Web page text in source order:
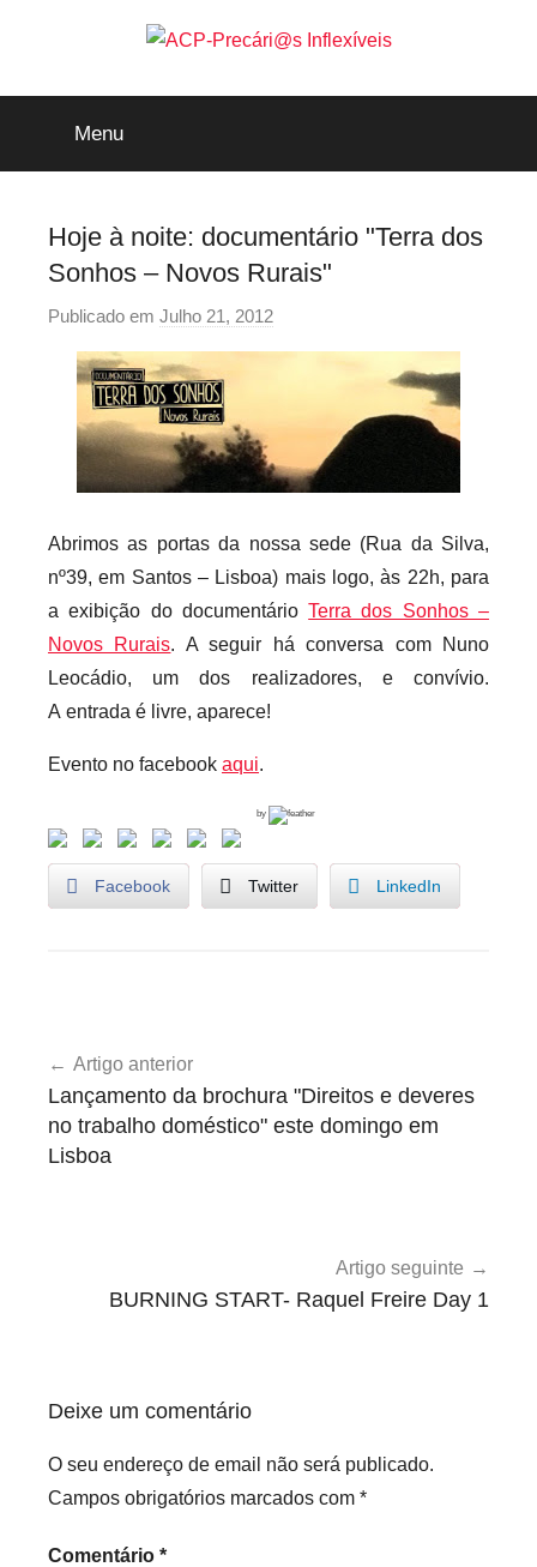
ACP-
Precári@s
Inflexíveis
Menu
Hoje à noite: documentário "Terra dos
Sonhos – Novos Rurais"
Publicado em Julho 21, 2012
o
e
r
i
e
i
v
Abrimos as portas da nossa sede (Rua da Silva,
nº39, em Santos – Lisboa) mais logo, às 22h, para
a exibição do documentárioTerra dos Sonhos –
Novos Rurais. A seguir há conversa com Nuno
Leocádio, um dos realizadores, e convívio.
A entrada é livre, aparece!
Evento no facebook aqui.
by
Facebook Twitter LinkedIn
de
artigos
Artigo anterior
Lançamento da brochura "Direitos e deveres
no trabalho doméstico" este domingo em
Lisboa
Artigo seguinte
BURNING START- Raquel Freire Day 1
Deixe um comentário
O seu endereço de email não será publicado.
Campos obrigatórios marcados com *
Comentário *